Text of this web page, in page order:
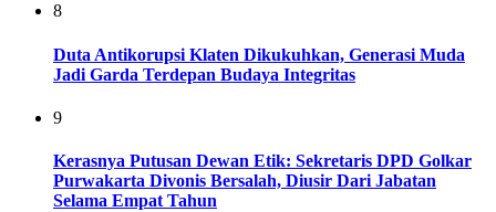
8
Duta Antikorupsi Klaten Dikukuhkan, Generasi Muda
Jadi Garda Terdepan Budaya Integritas
9
Kerasnya Putusan Dewan Etik: Sekretaris DPD Golkar
Purwakarta Divonis Bersalah, Diusir Dari Jabatan
Selama Empat Tahun